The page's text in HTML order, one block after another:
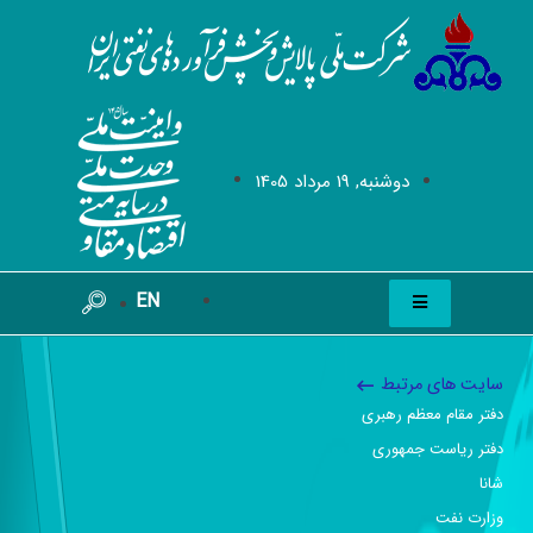
دوشنبه, 19 مرداد 1405
EN
سایت های مرتبط
دفتر مقام معظم رهبری
دفتر ریاست جمهوری
شانا
وزارت نفت